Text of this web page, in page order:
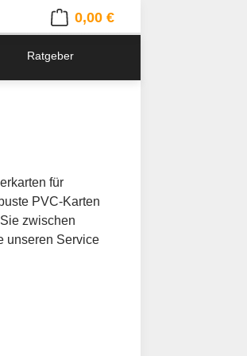
0,00 €
Warenkorb enthält 0 Positionen.
Ratgeber
für
PVC-Karten
zwischen
unseren Service